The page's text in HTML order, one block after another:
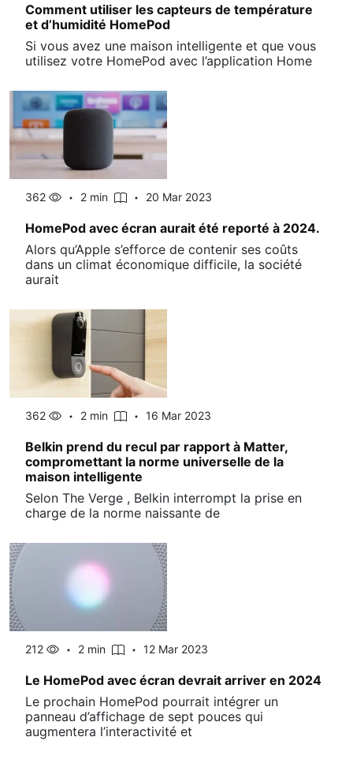
Comment utiliser les capteurs de température
et d’humidité HomePod
Si vous avez une maison intelligente et que vous
utilisez votre HomePod avec l’application Home
362 2 min 20 Mar 2023
HomePod avec écran aurait été reporté à 2024.
Alors qu’Apple s’efforce de contenir ses coûts
dans un climat économique difficile, la société
aurait
362 2 min 16 Mar 2023
Belkin prend du recul par rapport à Matter,
compromettant la norme universelle de la
maison intelligente
Selon The Verge , Belkin interrompt la prise en
charge de la norme naissante de
212 2 min 12 Mar 2023
Le HomePod avec écran devrait arriver en 2024
Le prochain HomePod pourrait intégrer un
panneau d’affichage de sept pouces qui
augmentera l’interactivité et